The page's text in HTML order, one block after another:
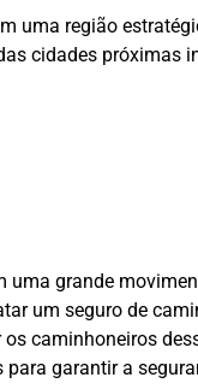
uma região
cidades próximas
uma grande
um seguro de
caminhoneiros
garantir a